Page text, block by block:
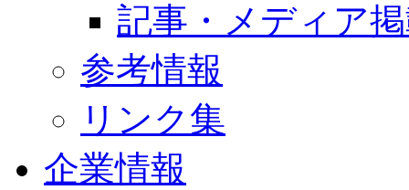
記事・メディア
参考情報
リンク集
企業情報